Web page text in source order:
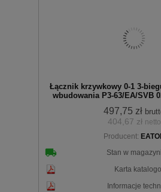
Łącznik krzywkowy 0-1 3-
wbudowania P3-63/EA/SVB
497,75 zł
404,67 zł netto
Producent:
Stan w
Karta
Informacje